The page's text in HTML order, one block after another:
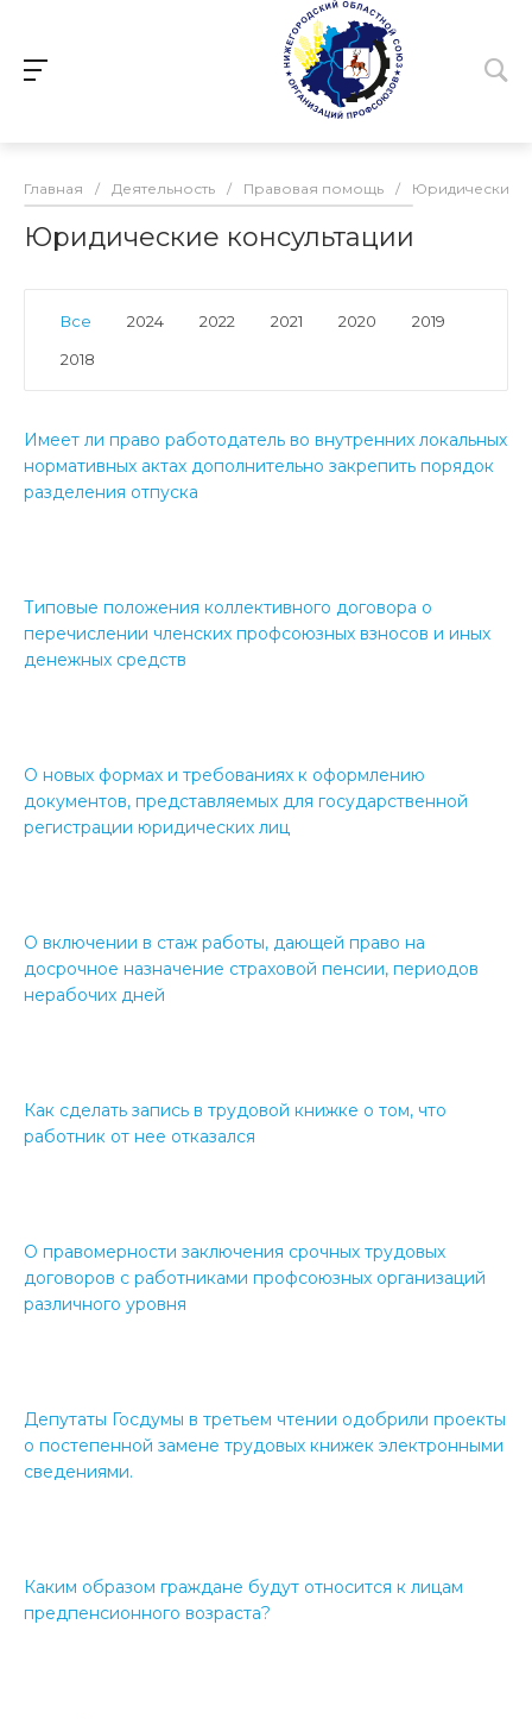
Главная / Деятельность / Правовая помощь / Юридические
Юридические консультации
Все 2024 2022 2021 2020
2019
2018
Имеет ли право работодатель во внутренних локальных
нормативных актах дополнительно закрепить порядок
разделения отпуска
Типовые положения коллективного договора о
перечислении членских профсоюзных взносов и иных
денежных средств
О новых формах и требованиях к оформлению
документов, представляемых для государственной
регистрации юридических лиц
О включении в стаж работы, дающей право на
досрочное назначение страховой пенсии, периодов
нерабочих дней
Как сделать запись в трудовой книжке о том, что
работник от нее отказался
О правомерности заключения срочных трудовых
договоров с работниками профсоюзных организаций
различного уровня
Депутаты Госдумы в третьем чтении одобрили проекты
о постепенной замене трудовых книжек электронными
сведениями.
Каким образом граждане будут относится к лицам
предпенсионного возраста?